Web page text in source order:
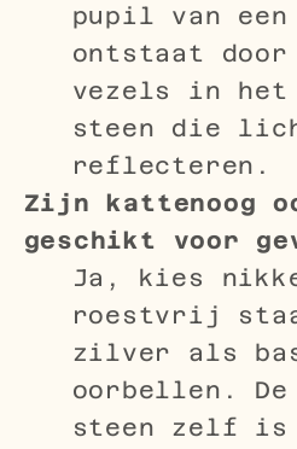
pupil van
ontstaat
vezels in
steen die
reflecteren.
Zijn kattenoog
geschikt voor
Ja, kies
roestvrij
zilver als
oorbellen. De
steen zelf is